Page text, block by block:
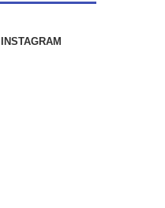
INSTAGRAM